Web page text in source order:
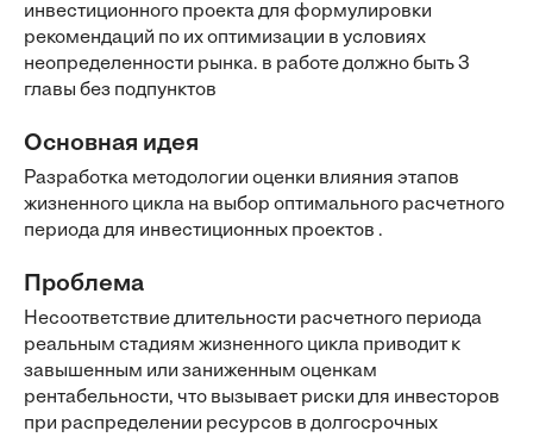
инвестиционного проекта для формулировки
рекомендаций по их оптимизации в условиях
неопределенности рынка. в работе должно быть 3
главы без подпунктов
Основная идея
Разработка методологии оценки влияния этапов
жизненного цикла на выбор оптимального расчетного
периода для инвестиционных проектов .
Проблема
Несоответствие длительности расчетного периода
реальным стадиям жизненного цикла приводит к
завышенным или заниженным оценкам
рентабельности, что вызывает риски для инвесторов
при распределении ресурсов в долгосрочных